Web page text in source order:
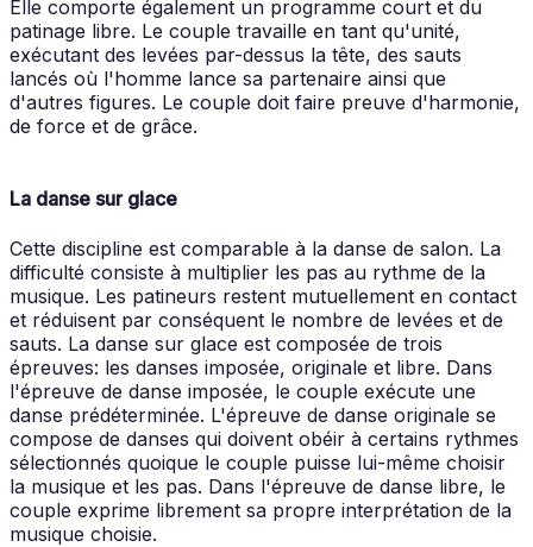
Elle comporte également un programme court et du
patinage libre. Le couple travaille en tant qu'unité,
exécutant des levées par-dessus la tête, des sauts
lancés où l'homme lance sa partenaire ainsi que
d'autres figures. Le couple doit faire preuve d'harmonie,
de force et de grâce.
La danse sur glace
Cette discipline est comparable à la danse de salon. La
difficulté consiste à multiplier les pas au rythme de la
musique. Les patineurs restent mutuellement en contact
et réduisent par conséquent le nombre de levées et de
sauts. La danse sur glace est composée de trois
épreuves: les danses imposée, originale et libre. Dans
l'épreuve de danse imposée, le couple exécute une
danse prédéterminée. L'épreuve de danse originale se
compose de danses qui doivent obéir à certains rythmes
sélectionnés quoique le couple puisse lui-même choisir
la musique et les pas. Dans l'épreuve de danse libre, le
couple exprime librement sa propre interprétation de la
musique choisie.